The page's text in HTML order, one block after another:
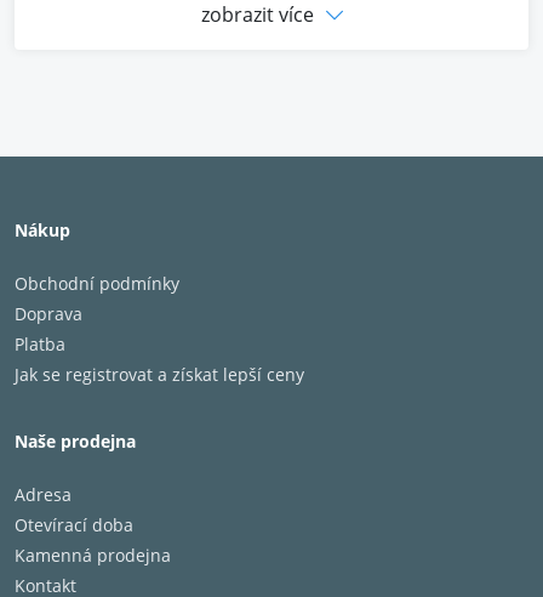
zobrazit více
Nákup
Obchodní podmínky
Doprava
Platba
Jak se registrovat a získat lepší ceny
Naše prodejna
Adresa
Otevírací doba
Kamenná prodejna
Kontakt